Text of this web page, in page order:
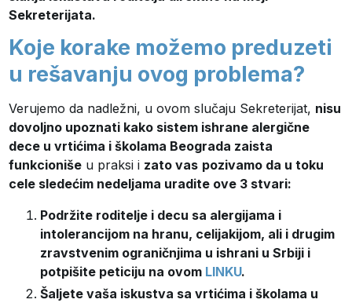
Sekreterijata.
Koje korake možemo preduzeti
u rešavanju ovog problema?
Verujemo da nadležni, u ovom slučaju Sekreterijat, nisu
dovoljno upoznati kako sistem ishrane alergične
dece u vrtićima i školama Beograda zaista
funkcioniše u praksi i zato vas pozivamo da u toku
cele sledećim nedeljama uradite ove 3 stvari:
Podržite roditelje i decu sa alergijama i
intolerancijom na hranu, celijakijom, ali i drugim
zravstvenim ograničnjima u ishrani u Srbiji i
potpišite peticiju na ovom LINKU.
Šaljete vaša iskustva sa vrtićima i školama u